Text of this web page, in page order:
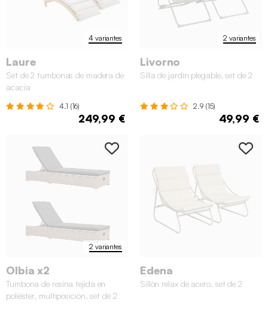
4 variantes
Laure
Set de 2 tumbonas de madera de
acacia
4.1 (16)
249,99 €
2 variantes
Livorno
Silla de jardín plegable, set de 2
2.9 (15)
49,99 €
2 variantes
Olbia x2
Tumbona de resina tejida en
poliéster, multiposición, set de 2
Edena
Sillón relax de acero. set de 2